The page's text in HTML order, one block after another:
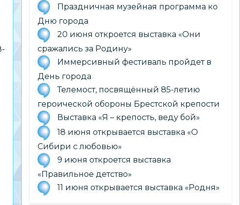
Праздничная музейная программа ко
Дню города
20 июня откроется выставка «Они
сражались за Родину»
Иммерсивный фестиваль пройдет в
День города
Телемост, посвящённый 85-летию
героической обороны Брестской крепости
Выставка «Я – крепость, веду бой»
18 июня открывается выставка «О
Сибири с любовью»
9 июня откроется выставка
«Правильное детство»
11 июня открывается выставка «Родня»